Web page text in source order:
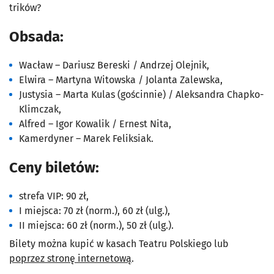
trików?
Obsada:
Wacław – Dariusz Bereski / Andrzej Olejnik,
Elwira – Martyna Witowska / Jolanta Zalewska,
Justysia – Marta Kulas (gościnnie) / Aleksandra Chapko-
Klimczak,
Alfred – Igor Kowalik / Ernest Nita,
Kamerdyner – Marek Feliksiak.
Ceny biletów:
strefa VIP: 90 zł,
I miejsca: 70 zł (norm.), 60 zł (ulg.),
II miejsca: 60 zł (norm.), 50 zł (ulg.).
Bilety można kupić w kasach Teatru Polskiego lub
poprzez stronę internetową.